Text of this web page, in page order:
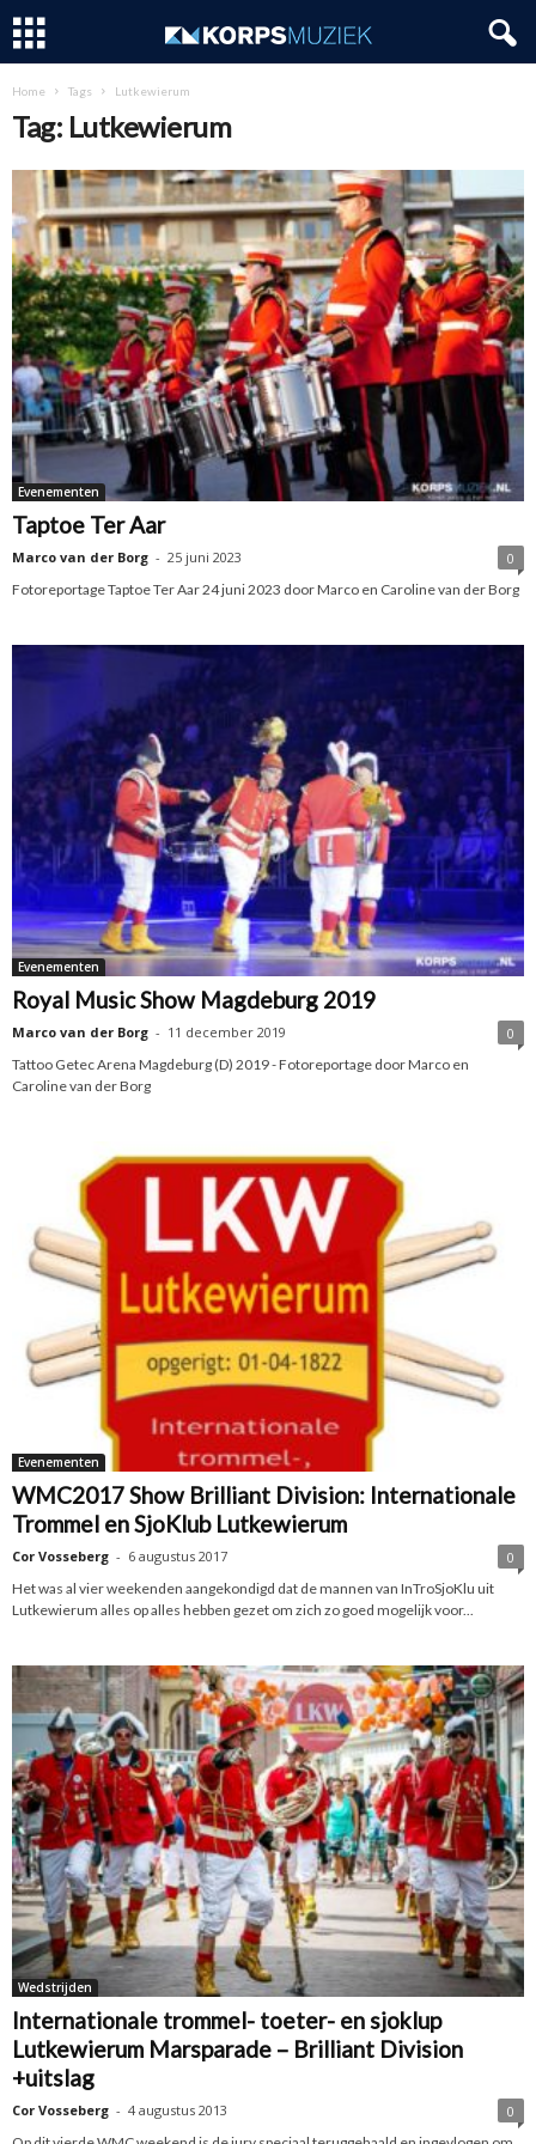
Home Tags Lutkewierum
Tag: Lutkewierum
Evenementen
Taptoe Ter Aar
Marco van der Borg - 25 juni 2023
0
Fotoreportage Taptoe Ter Aar 24 juni 2023 door Marco en Caroline van der Borg
Evenementen
Royal Music Show Magdeburg 2019
Marco van der Borg - 11 december 2019
0
Tattoo Getec Arena Magdeburg (D) 2019 - Fotoreportage door Marco en
Caroline van der Borg
Evenementen
WMC2017 Show Brilliant Division: Internationale
Trommel en SjoKlub Lutkewierum
Cor Vosseberg - 6 augustus 2017
0
Het was al vier weekenden aangekondigd dat de mannen van InTroSjoKlu uit
Lutkewierum alles op alles hebben gezet om zich zo goed mogelijk voor...
Wedstrijden
Internationale trommel- toeter- en sjoklup
Lutkewierum Marsparade – Brilliant Division
+uitslag
Cor Vosseberg - 4 augustus 2013
0